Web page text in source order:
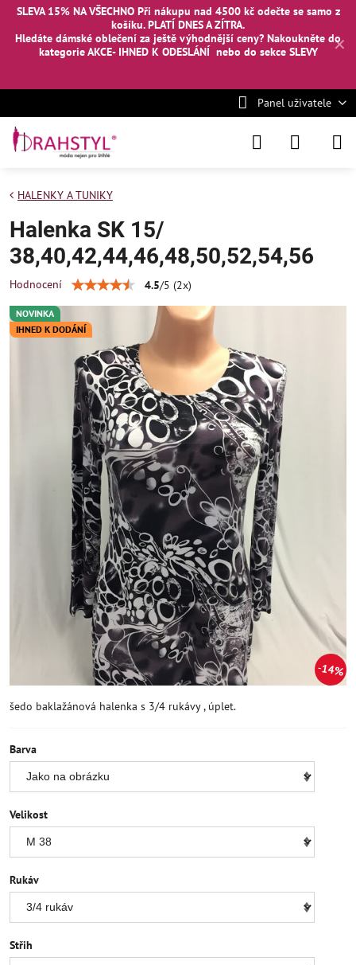
✕
SLEVA 15% NA VŠECHNO Při nákupu nad 4500 kč odečte se samo z
košíku. PLATÍ DNES A ZÍTRA.
Hledáte dámské oblečení za ještě výhodnější ceny? Nakoukněte do
kategorie AKCE- IHNED K ODESLÁNÍ nebo do sekce SLEVY
Panel uživatele
NOVINKA
IHNED K DODÁNÍ
14%
HALENKY A TUNIKY
Halenka SK 15/
38,40,42,44,46,48,50,52,54,56
Hodnocení 4.5/5 (2x)
šedo baklažánová halenka s 3/4 rukávy , úplet.
Barva
Velikost
Rukáv
Střih